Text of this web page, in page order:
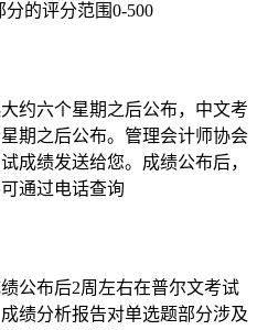
的评分范围0-500
约六个星期之后公布，中文考
期之后公布。管理会计师协会
成绩发送给您。成绩公布后，
通过电话查询
公布后2周左右在普尔文考试
绩分析报告对单选题部分涉及